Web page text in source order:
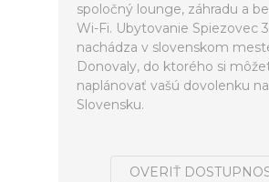
spoločný lounge, záhradu a
Wi-Fi. Ubytovanie Spiezovec
nachádza v slovenskom
Donovaly, do ktorého si
naplánovať vašú dovolenku na
Slovensku.
OVERIŤ